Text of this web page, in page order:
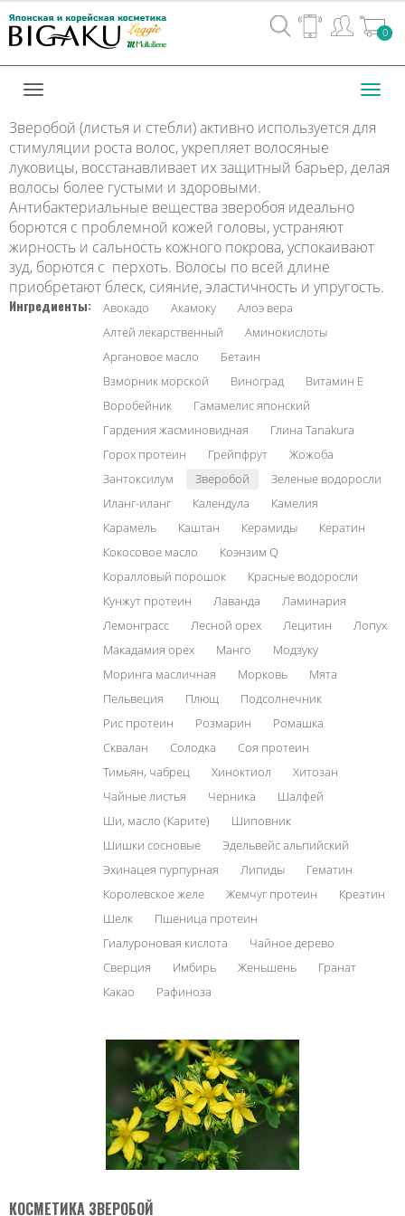
Вход
/
0
Зверобой (листья и стебли) активно используется для
стимуляции роста волос, укрепляет волосяные
луковицы, восстанавливает их защитный барьер, делая
волосы более густыми и здоровыми.
Антибактериальные вещества зверобоя идеально
борются с проблемной кожей головы, устраняют
жирность и сальность кожного покрова, успокаивают
зуд, борются с перхоть. Волосы по всей длине
приобретают блеск, сияние, эластичность и упругость.
Ингредиенты: Авокадо Акамоку
Алоэ вера
Алтей лекарственный
Аминокислоты
Аргановое масло
Бетаин
Взморник морской
Виноград
Витамин Е
Воробейник
Гамамелис японский
Гардения жасминовидная
Глина Tanakura
Горох протеин
Грейпфрут
Жожоба
Зантоксилум
Зверобой
Зеленые водоросли
Иланг-иланг
Календула
Камелия
Карамель
Каштан Керамиды
Кератин
Кокосовое масло
Коэнзим Q
Коралловый порошок
Красные водоросли
Кунжут протеин
Лаванда
Ламинария
Лемонграсс
Лесной орех Лецитин
Лопух
Макадамия орех
Манго
Модзуку
Моринга масличная
Морковь
Мята
Пельвеция
Плющ
Подсолнечник
Рис протеин
Розмарин
Ромашка
Сквалан
Солодка
Соя протеин
Тимьян, чабрец
Хиноктиол
Хитозан
Чайные листья
Черника
Шалфей
Ши, масло (Карите)
Шиповник
Шишки сосновые
Эдельвейс альпийский
Эхинацея пурпурная
Липиды
Гематин
Королевское желе
Жемчуг протеин
Креатин
Шелк
Пшеница протеин
Гиалуроновая кислота
Чайное дерево
Сверция
Имбирь Женьшень
Гранат
Какао
Рафиноза
КОСМЕТИКА ЗВЕРОБОЙ